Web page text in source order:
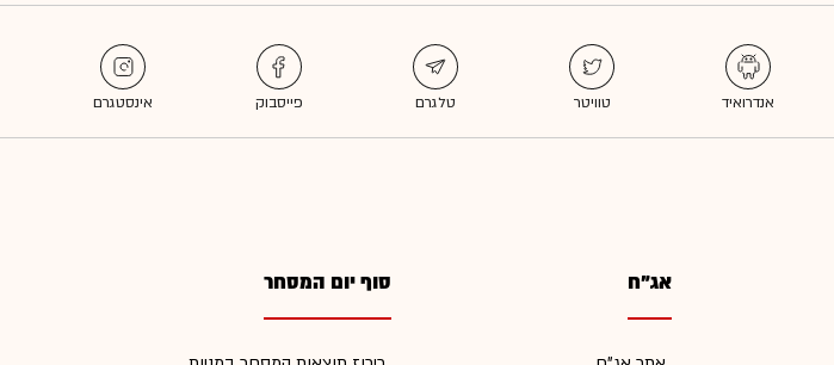
אג"ח סוף יום המסחר